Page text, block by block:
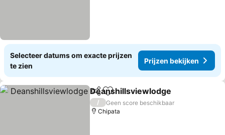
Selecteer datums om exacte prijzen
te zien
Prijzen bekijken
DelenToevoegen aan favorieten
Deanshillsviewlodge
/
Geen score beschikbaar
Chipata